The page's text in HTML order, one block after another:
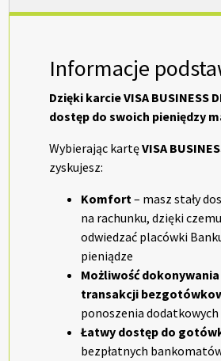
Informacje
Dzięki karcie VISA BUSINESS
dostęp do swoich pieniędzy
Wybierając kartęVISA
zyskujesz:
Komfort– masz stały
na rachunku, dzięki
odwiedzać placówki
pieniądze
Możliwość
transakcji
ponoszenia dodatkowych
Łatwy dostęp do
bezpłatnych